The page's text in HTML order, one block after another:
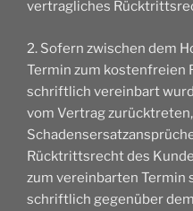
vertragliches
2. Sofern zwischen dem
Termin zum kostenfreien
schriftlich vereinbart
vom Vertrag
Rücktrittsrecht des
zum vereinbarten Termin
schriftlich gegenüber